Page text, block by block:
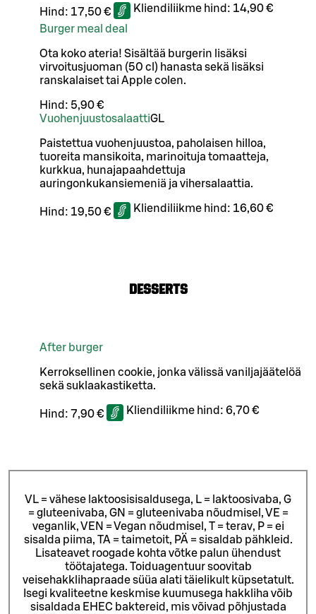
Hind: 17,50 € Kliendiliikme hind: 14,90 €
Burger meal deal
Ota koko ateria! Sisältää burgerin lisäksi
virvoitusjuoman (50 cl) hanasta sekä lisäksi
ranskalaiset tai Apple colen.
Hind: 5,90 €
VuohenjuustosalaattiGL
Paistettua vuohenjuustoa, paholaisen hilloa,
tuoreita mansikoita, marinoituja tomaatteja,
kurkkua, hunajapaahdettuja
auringonkukansiemeniä ja vihersalaattia.
Hind: 19,50 € Kliendiliikme hind: 16,60 €
Desserts
After burger
Kerroksellinen cookie, jonka välissä vaniljajäätelöä
sekä suklaakastiketta.
Hind: 7,90 € Kliendiliikme hind: 6,70 €
VL = vähese laktoosisisaldusega, L = laktoosivaba, G
= gluteenivaba, GN = gluteenivaba nõudmisel, VE =
veganlik, VEN = Vegan nõudmisel, T = terav, P = ei
sisalda piima, TA = taimetoit, PÄ = sisaldab pähkleid.
Lisateavet roogade kohta võtke palun ühendust
töötajatega. Toiduagentuur soovitab
veisehakklihapraade süüa alati täielikult küpsetatult.
Isegi kvaliteetne keskmise kuumusega hakkliha võib
sisaldada EHEC baktereid, mis võivad põhjustada